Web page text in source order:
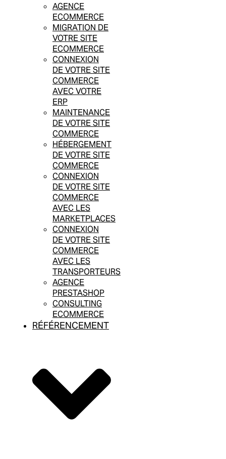
AGENCE
ECOMMERCE
MIGRATION DE
VOTRE SITE
ECOMMERCE
CONNEXION
DE VOTRE SITE
COMMERCE
AVEC VOTRE
ERP
MAINTENANCE
DE VOTRE SITE
COMMERCE
HÉBERGEMENT
DE VOTRE SITE
COMMERCE
CONNEXION
DE VOTRE SITE
COMMERCE
AVEC LES
MARKETPLACES
CONNEXION
DE VOTRE SITE
COMMERCE
AVEC LES
TRANSPORTEURS
AGENCE
PRESTASHOP
CONSULTING
ECOMMERCE
RÉFÉRENCEMENT